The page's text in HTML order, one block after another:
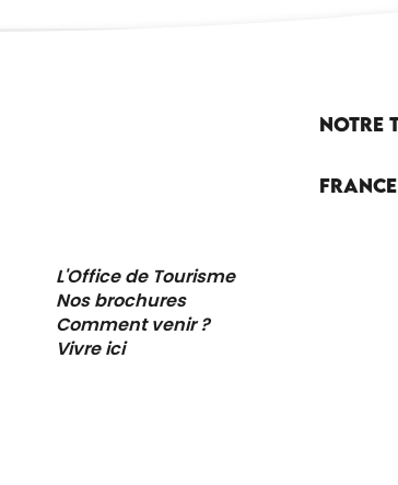
L'Office de Tourisme
Nos brochures
Comment venir ?
Vivre ici
Notre
France